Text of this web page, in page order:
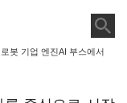
봇 기업 엔진AI 부스에서